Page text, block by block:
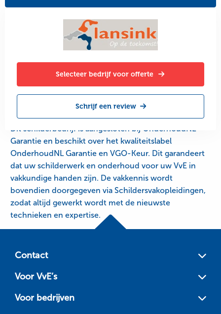
Selecteer bedrijf voor offerte
Schrijf een review
Dit schilderbedrijf is aangesloten bij OnderhoudNL
Garantie en beschikt over het kwaliteitslabel
OnderhoudNL Garantie en VGO-Keur. Dit garandeert
dat uw schilderwerk en onderhoud voor uw VvE in
vakkundige handen zijn. De vakkennis wordt
bovendien doorgegeven via Schildersvakopleidingen,
zodat altijd gewerkt wordt met de nieuwste
technieken en expertise.
Voor bedrijven
Voor VvE’s
Contact